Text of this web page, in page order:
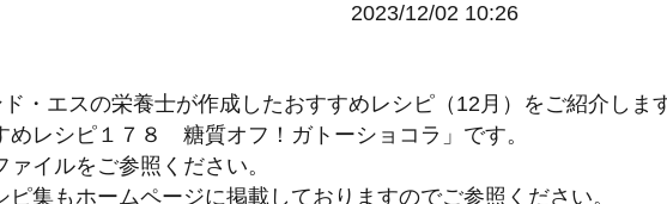
2023/12/02 10:26
・エスの栄養士が作成したおすすめレシピ（12月）をご紹介します
めレシピ１７８ 糖質オフ！ガトーショコラ」です。
イルをご参照ください。
ピ集もホームページに掲載しておりますのでご参照ください。